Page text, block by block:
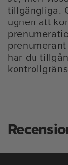
tillgängliga.
ugnen att
har du